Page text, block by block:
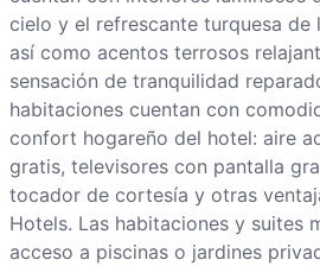
cielo y el refrescante turquesa de
así como acentos terrosos
sensación de tranquilidad
habitaciones cuentan con
confort hogareño del hotel: aire
gratis, televisores con pantalla
tocador de cortesía y otras
Hotels. Las habitaciones y suites
acceso a piscinas o jardines